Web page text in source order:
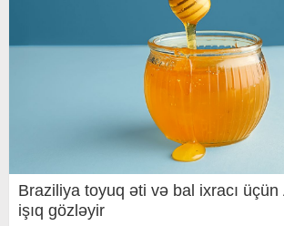
Braziliya toyuq əti və bal ixracı üçün
işıq gözləyir